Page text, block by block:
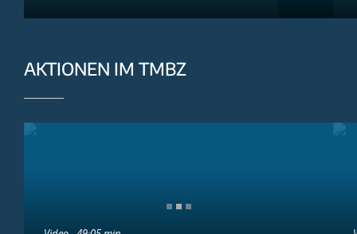
AKTIONEN IM TMBZ